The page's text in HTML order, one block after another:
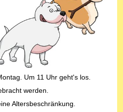
Um 11 Uhr geht's los.
werden.
Altersbeschränkung.